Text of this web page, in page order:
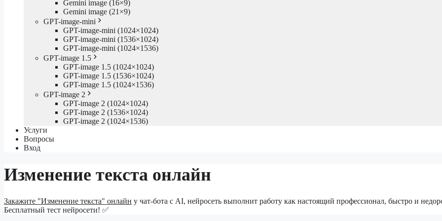
Gemini image (16×9)
Gemini image (21×9)
GPT-image-mini
GPT-image-mini (1024×1024)
GPT-image-mini (1536×1024)
GPT-image-mini (1024×1536)
GPT-image 1.5
GPT-image 1.5 (1024×1024)
GPT-image 1.5 (1536×1024)
GPT-image 1.5 (1024×1536)
GPT-image 2
GPT-image 2 (1024×1024)
GPT-image 2 (1536×1024)
GPT-image 2 (1024×1536)
Услуги
Вопросы
Вход
Изменение текста онлайн
Закажите "Изменение текста" онлайн у чат-бота с AI, нейросеть выполнит работу как настоящий профессионал, быстро и
Бесплатный тест нейросети! ✅